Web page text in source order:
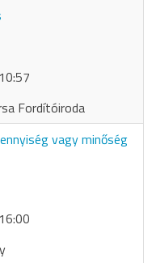
Fordítóiroda
vagy minőség